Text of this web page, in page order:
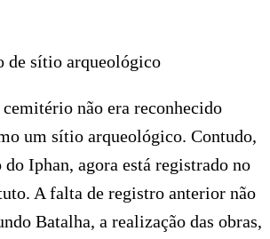
de sítio arqueológico
não era reconhecido
um sítio arqueológico. Contudo,
do Iphan, agora está registrado no
A falta de registro anterior não
Batalha, a realização das obras,